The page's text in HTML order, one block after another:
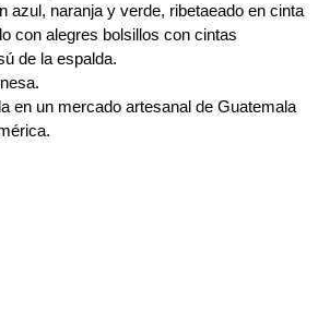
azul, naranja y verde, ribetaeado en cinta
con alegres bolsillos con cintas
de la espalda.
en un mercado artesanal de Guatemala